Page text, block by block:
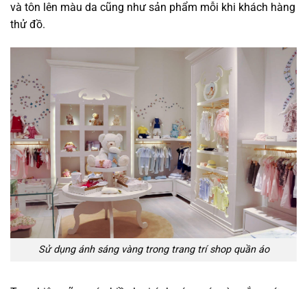
và tôn lên màu da cũng như sản phẩm mỗi khi khách hàng
thử đồ.
Sử dụng ánh sáng vàng trong trang trí shop quần áo